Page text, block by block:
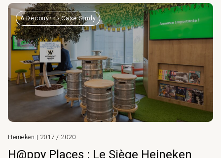
À Découvrir - Case Study
Heineken | 2017 / 2020
H@ppy Places : Le Siège Heineken